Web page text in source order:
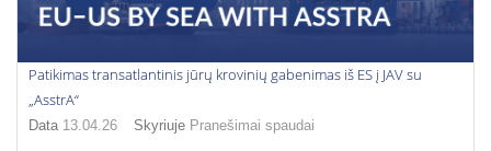
Patikimas transatlantinis jūrų krovinių gabenimas iš ES į JAV su
„AsstrA“
Data 13.04.26 Skyriuje Pranešimai spaudai